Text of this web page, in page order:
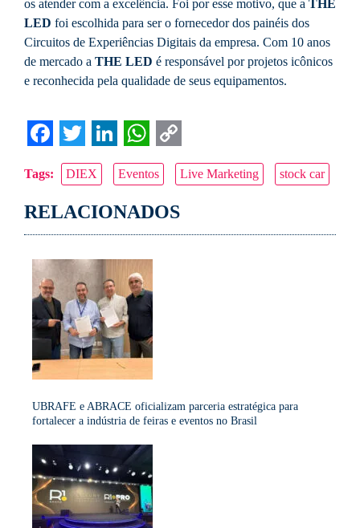
os atender com a excelência. Foi por esse motivo, que a THE
LED foi escolhida para ser o fornecedor dos painéis dos
Circuitos de Experiências Digitais da empresa. Com 10 anos
de mercado a THE LED é responsável por projetos icônicos
e reconhecida pela qualidade de seus equipamentos.
Facebook
Twitter
LinkedIn
WhatsApp
Copy
Link
Tags: DIEX Eventos Live Marketing stock car
RELACIONADOS
UBRAFE e ABRACE oficializam parceria estratégica para
fortalecer a indústria de feiras e eventos no Brasil